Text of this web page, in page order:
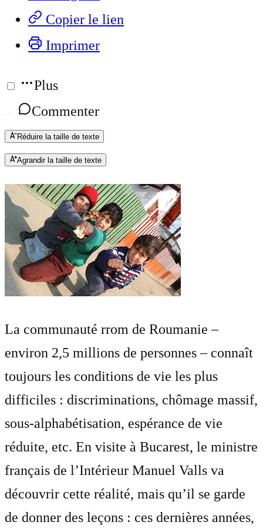
Copier le lien
Imprimer
Plus
Commenter
Réduire la taille de texte
Agrandir la taille de texte
La communauté rrom de Roumanie –
environ 2,5 millions de personnes – connaît
toujours les conditions de vie les plus
difficiles : discriminations, chômage massif,
sous-alphabétisation, espérance de vie
réduite, etc. En visite à Bucarest, le ministre
français de l’Intérieur Manuel Valls va
découvrir cette réalité, mais qu’il se garde
de donner des leçons : ces dernières années,